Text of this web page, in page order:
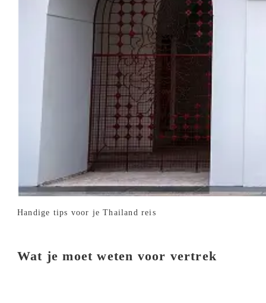
Handige tips voor je Thailand reis
Wat je moet weten voor vertrek